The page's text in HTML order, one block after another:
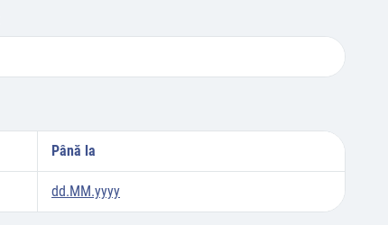
Până la
dd.MM.yyyy